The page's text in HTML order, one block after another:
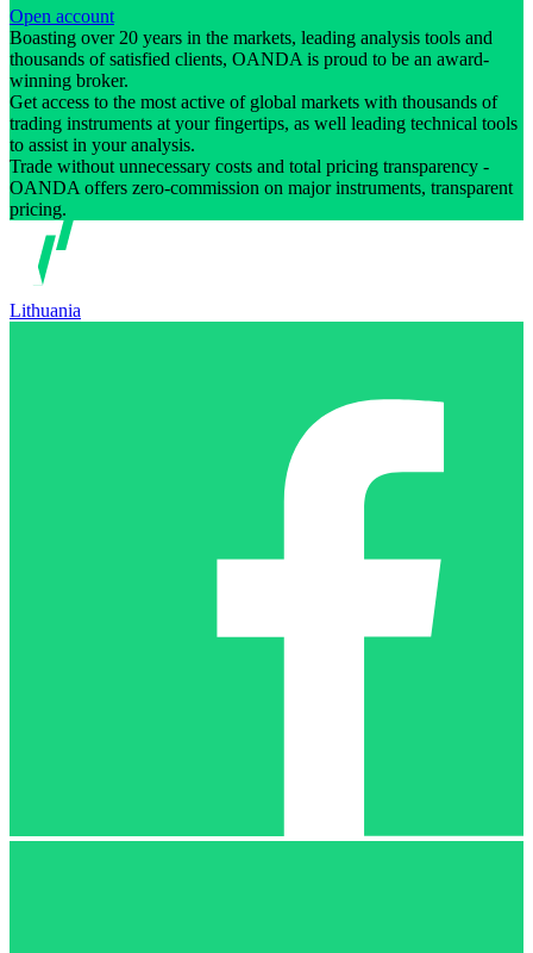
Open account
Boasting over 20 years in the markets, leading analysis tools and
thousands of satisfied clients, OANDA is proud to be an award-
winning broker.
Get access to the most active of global markets with thousands of
trading instruments at your fingertips, as well leading technical tools
to assist in your analysis.
Trade without unnecessary costs and total pricing transparency -
OANDA offers zero-commission on major instruments, transparent
pricing.
Lithuania